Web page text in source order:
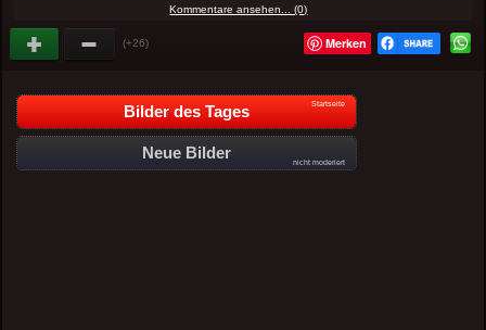
Kommentare ansehen... (0)
(+26) Merken
Bilder des Tages Startseite
Neue Bilder
nicht moderiert